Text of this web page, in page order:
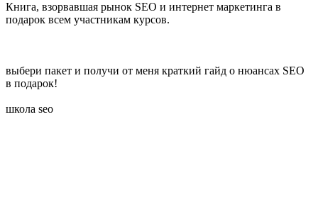
Книга, взорвавшая рынок SEO и интернет маркетинга в
подарок всем участникам курсов.
выбери пакет и получи от меня краткий гайд о нюансах SEO
в подарок!
школа seo